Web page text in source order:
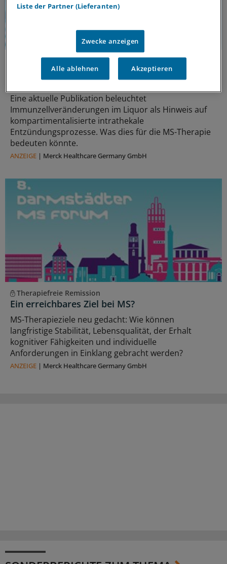
Intrathekale Entzündung
Einfluss der MS-Therapie auf Immunzellen im
Eine aktuelle Publikation beleuchtet
Immunzellveränderungen im Liquor als Hinweis auf
kompartimentalisierte intrathekale
Entzündungsprozesse. Was dies für die MS-Therapie
bedeuten könnte.
ANZEIGE | Merck Healthcare Germany GmbH
Therapiefreie Remission
Ein erreichbares Ziel bei MS?
MS-Therapieziele neu gedacht: Wie können
langfristige Stabilität, Lebensqualität, der Erhalt
kognitiver Fähigkeiten und individuelle
Anforderungen in Einklang gebracht werden?
ANZEIGE | Merck Healthcare Germany GmbH
Liste der Partner (Lieferanten)
Zwecke anzeigen
Alle ablehnen Akzeptieren